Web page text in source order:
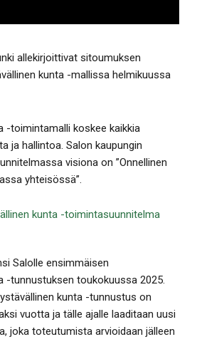
allekirjoittivat sitoumuksen
kunta -mallissa helmikuussa
-toimintamalli koskee kaikkia
ja hallintoa. Salon kaupungin
visiona on ”Onnellinen
yhteisössä”.
kunta -toimintasuunnitelma
Salolle ensimmäisen
-tunnustuksen toukokuussa 2025.
kunta -tunnustus on
vuotta ja tälle ajalle laaditaan uusi
joka toteutumista arvioidaan jälleen